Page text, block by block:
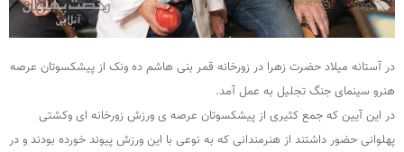
در آستانه میلاد حضرت زهرا در زورخانه قمر بنی هاشم ده ونک از پیشکسوتان عرصه
هنرو سینمای جنگ تجلیل به عمل آمد.
در این آیین که جمع کثیری از پیشکسوتان عرصه ی ورزش زورخانه ای و‌کشتی
پهلوانی حضور داشتند از هنرمندانی که به نوعی با این ورزش پیوند خورده بودند و در